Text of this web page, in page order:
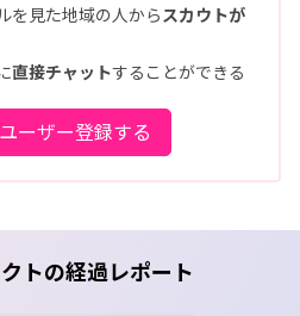
を見た地域の人から スカウトが
直接チャットすることができる
ーザー登録する
トの経過レポート